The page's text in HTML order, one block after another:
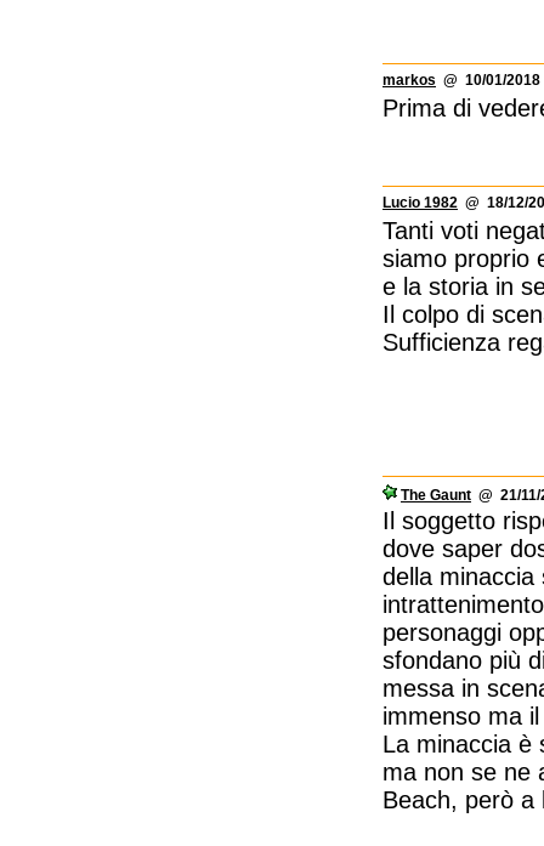
markos @ 10/01/
Prima di
Lucio 1982 @ 18/12/
Tanti voti
siamo proprio
e la storia in
Il colpo di
Sufficienza
The Gaunt @ 21/
Il soggetto
dove saper
della
personaggi
sfondano più
messa in
immenso ma
La minaccia è
ma non se ne
Beach, però a